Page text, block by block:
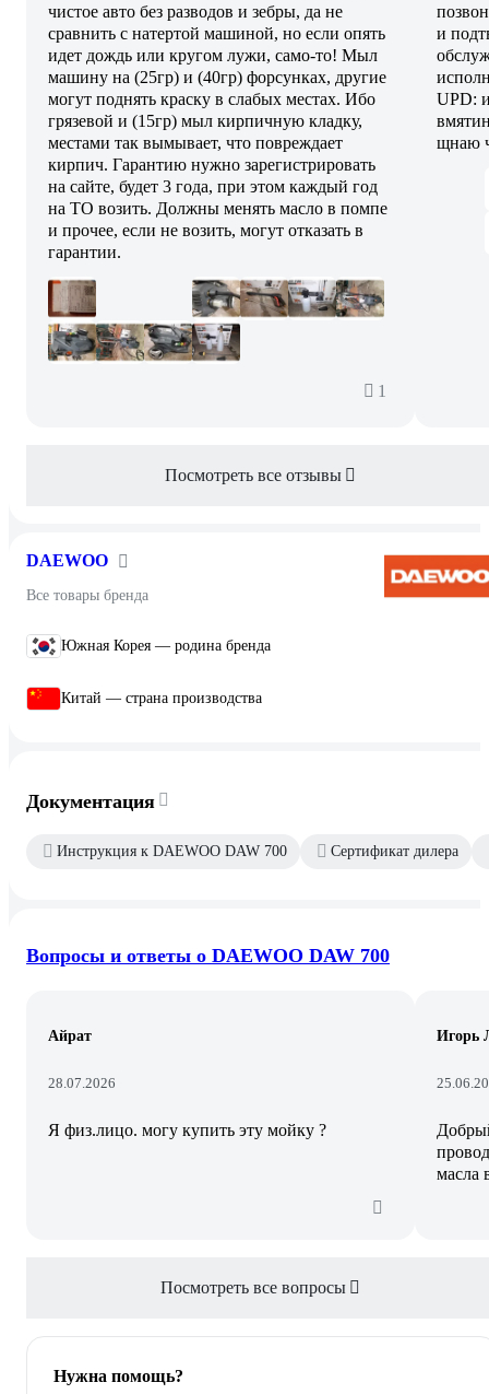
чистое авто без разводов и зебры, да не
сравнить с натертой машиной, но если опять
идет дождь или кругом лужи, само-то! Мыл
машину на (25гр) и (40гр) форсунках, другие
могут поднять краску в слабых местах. Ибо
грязевой и (15гр) мыл кирпичную кладку,
местами так вымывает, что повреждает
кирпич. Гарантию нужно зарегистрировать
на сайте, будет 3 года, при этом каждый год
на ТО возить. Должны менять масло в помпе
и прочее, если не возить, могут отказать в
гарантии.
1
и
UPD:
щнаю
Посмотреть все отзывы
DAEWOO
Все товары бренда
Южная Корея — родина бренда
Китай — страна производства
Документация
Инструкция к DAEWOO DAW 700 Сертификат дилера
Вопросы и ответы о DAEWOO DAW 700
Айрат
28.07.2026
Я физ.лицо. могу купить эту мойку ?
Игорь
масла
Посмотреть все вопросы
Нужна помощь?